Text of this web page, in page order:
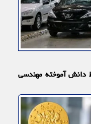
دانش آموخته مهندسی